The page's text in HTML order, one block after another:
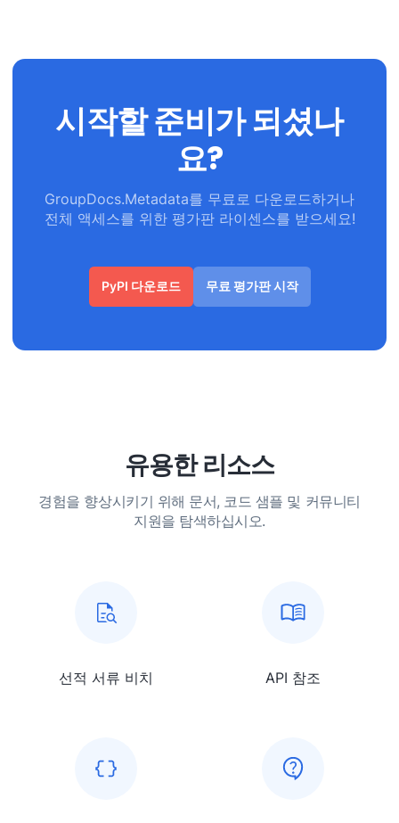
시작할 준비가 되셨나
요?
GroupDocs.Metadata를 무료로 다운로드하거나
전체 액세스를 위한 평가판 라이센스를 받으세요!
PyPI 다운로드 무료 평가판 시작
유용한 리소스
경험을 향상시키기 위해 문서, 코드 샘플 및 커뮤니티
지원을 탐색하십시오.
선적 서류 비치 API 참조